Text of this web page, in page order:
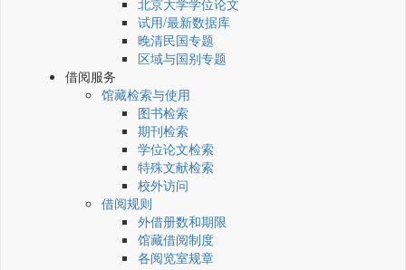
北京大学学位论文
试用/最新数据库
晚清民国专题
区域与国别专题
借阅服务
馆藏检索与使用
图书检索
期刊检索
学位论文检索
特殊文献检索
校外访问
借阅规则
外借册数和期限
馆藏借阅制度
各阅览室规章